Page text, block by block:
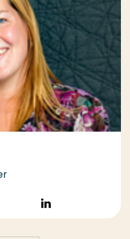
Volg op
LinkedIn